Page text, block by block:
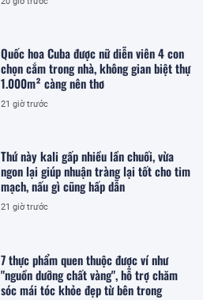
Quốc hoa Cuba được nữ diễn viên 4 con
chọn cắm trong nhà, không gian biệt thự
1.000m² càng nên thơ
21 giờ trước
Thứ này kali gấp nhiều lần chuối, vừa
ngon lại giúp nhuận tràng lại tốt cho tim
mạch, nấu gì cũng hấp dẫn
21 giờ trước
7 thực phẩm quen thuộc được ví như
"nguồn dưỡng chất vàng", hỗ trợ chăm
sóc mái tóc khỏe đẹp từ bên trong